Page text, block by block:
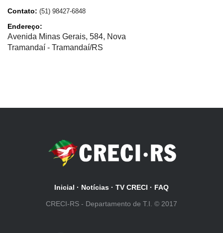
Contato: (51) 98427-6848
Endereço:
Avenida Minas Gerais, 584, Nova
Tramandaí - Tramandaí/RS
Inicial · Notícias · TV CRECI · FAQ
CRECI-RS - Departamento de T.I. © 2017